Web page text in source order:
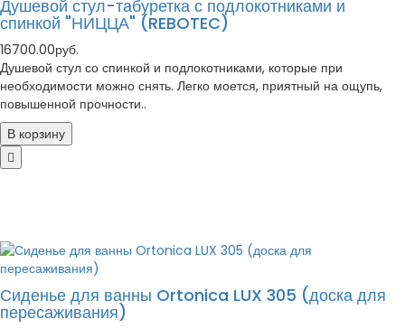
Душевой стул-табуретка с подлокотниками и
спинкой "НИЦЦА" (REBOTEC)
16700.00руб.
Душевой стул со спинкой и подлокотниками, которые при
необходимости можно снять. Легко моется, приятный на ощупь,
повышенной прочности..
В корзину
Сиденье для ванны Ortonica LUX 305 (доска для
пересаживания)